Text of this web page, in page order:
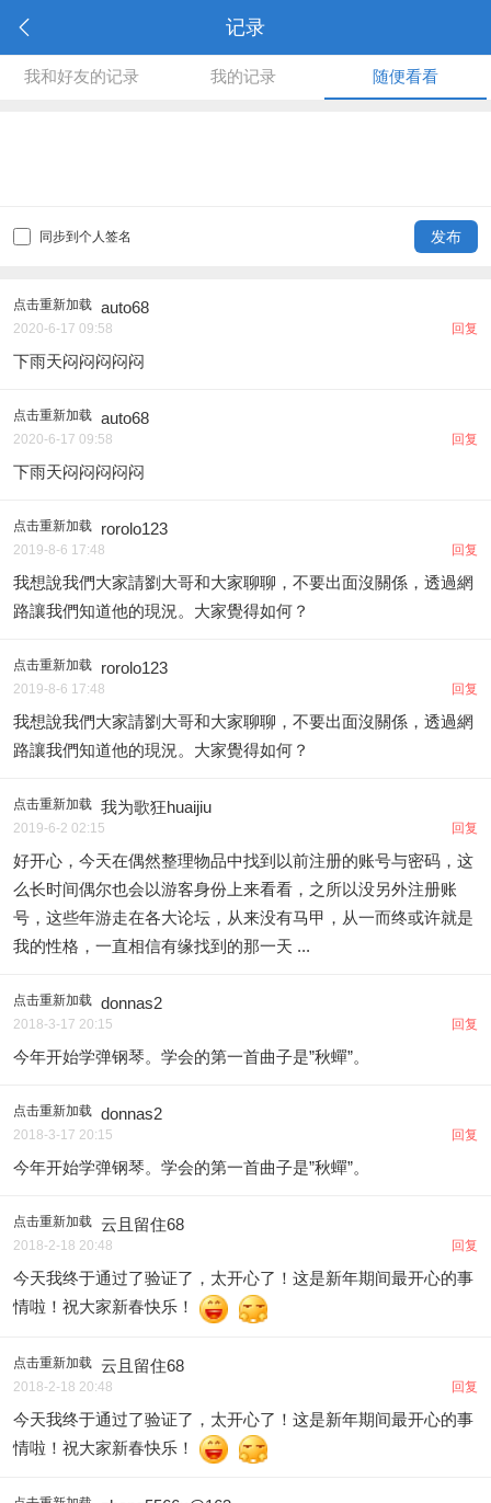
记录
我和好友的记录 我的记录 随便看看
发布
同步到个人签名
点击重新加载 auto68
2020-6-17 09:58 回复
下雨天闷闷闷闷闷
点击重新加载 auto68
2020-6-17 09:58 回复
下雨天闷闷闷闷闷
点击重新加载 rorolo123
2019-8-6 17:48 回复
我想說我們大家請劉大哥和大家聊聊，不要出面沒關係，透過網
路讓我們知道他的現況。大家覺得如何？
点击重新加载 rorolo123
2019-8-6 17:48 回复
我想說我們大家請劉大哥和大家聊聊，不要出面沒關係，透過網
路讓我們知道他的現況。大家覺得如何？
点击重新加载 我为歌狂huaijiu
2019-6-2 02:15 回复
好开心，今天在偶然整理物品中找到以前注册的账号与密码，这
么长时间偶尔也会以游客身份上来看看，之所以没另外注册账
号，这些年游走在各大论坛，从来没有马甲，从一而终或许就是
我的性格，一直相信有缘找到的那一天 ...
点击重新加载 donnas2
2018-3-17 20:15 回复
今年开始学弹钢琴。学会的第一首曲子是”秋蟬”。
点击重新加载 donnas2
2018-3-17 20:15 回复
今年开始学弹钢琴。学会的第一首曲子是”秋蟬”。
点击重新加载 云且留住68
2018-2-18 20:48 回复
今天我终于通过了验证了，太开心了！这是新年期间最开心的事
情啦！祝大家新春快乐！
点击重新加载 云且留住68
2018-2-18 20:48 回复
今天我终于通过了验证了，太开心了！这是新年期间最开心的事
情啦！祝大家新春快乐！